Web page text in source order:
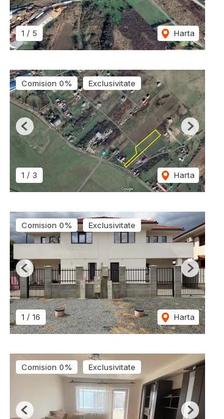
1 / 5 Harta
Comision 0% Exclusivitate
1 / 3 Harta
Previous Next
Comision 0% Exclusivitate
1 / 16 Harta
Previous Next
Comision 0% Exclusivitate
Previous Next